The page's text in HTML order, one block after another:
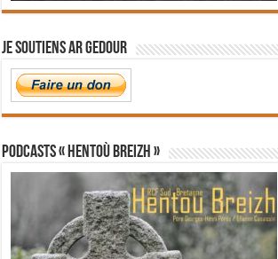
Je soutiens Ar Gedour
PODCASTS « Hentoù Breizh »